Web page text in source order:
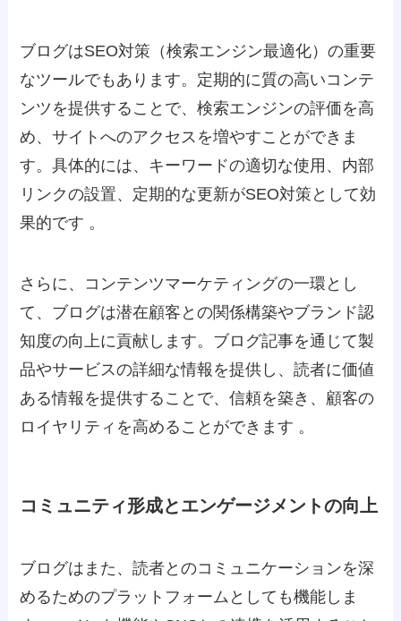
ブログはSEO対策（検索エンジン最適化）の重要
なツールでもあります。定期的に質の高いコンテ
ンツを提供することで、検索エンジンの評価を高
め、サイトへのアクセスを増やすことができま
す。具体的には、キーワードの適切な使用、内部
リンクの設置、定期的な更新がSEO対策として効
果的です 。
さらに、コンテンツマーケティングの一環とし
て、ブログは潜在顧客との関係構築やブランド認
知度の向上に貢献します。ブログ記事を通じて製
品やサービスの詳細な情報を提供し、読者に価値
ある情報を提供することで、信頼を築き、顧客の
ロイヤリティを高めることができます 。
コミュニティ形成とエンゲージメントの向上
ブログはまた、読者とのコミュニケーションを深
めるためのプラットフォームとしても機能しま